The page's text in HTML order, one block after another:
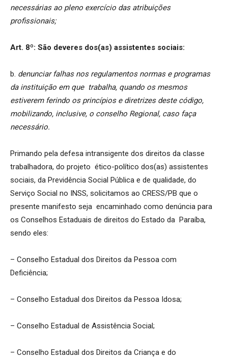
necessárias ao pleno exercício das atribuições
profissionais;
Art. 8º: São deveres dos(as) assistentes sociais:
b. denunciar falhas nos regulamentos normas e programas
da instituição em que trabalha, quando os mesmos
estiverem ferindo os princípios e diretrizes deste código,
mobilizando, inclusive, o conselho Regional, caso faça
necessário.
Primando pela defesa intransigente dos direitos da classe
trabalhadora, do projeto ético-político dos(as) assistentes
sociais, da Previdência Social Pública e de qualidade, do
Serviço Social no INSS, solicitamos ao CRESS/PB que o
presente manifesto seja encaminhado como denúncia para
os Conselhos Estaduais de direitos do Estado da Paraíba,
sendo eles:
– Conselho Estadual dos Direitos da Pessoa com
Deficiência;
– Conselho Estadual dos Direitos da Pessoa Idosa;
– Conselho Estadual de Assistência Social;
– Conselho Estadual dos Direitos da Criança e do